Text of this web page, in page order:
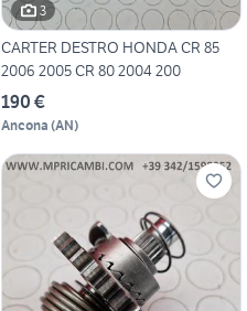
3
CARTER DESTRO HONDA CR 85
2006 2005 CR 80 2004 200
190 €
Ancona (AN)